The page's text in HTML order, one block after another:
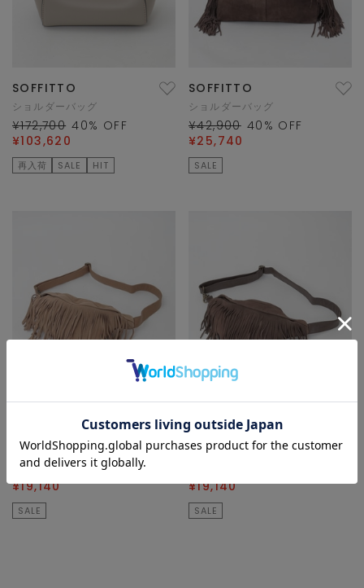
SOFFITTO
ショルダーバッグ
¥172,700 40% OFF
¥103,620
再入荷 SALE HIT
SOFFITTO
ショルダーバッグ
¥42,900 40 % OFF
¥25,740
SALE
ショルダーバッグ
¥31,900 40% OFF
¥19,140
SALE
SOFFITTO
ショルダーバッグ
¥19,140
SALE